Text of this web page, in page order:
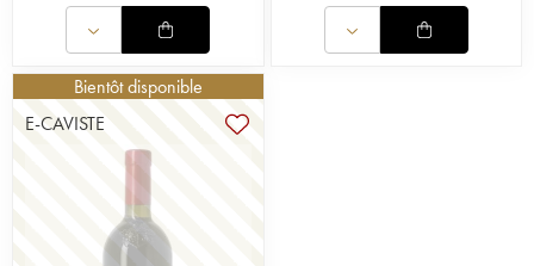
Bientôt disponible
E-CAVISTE